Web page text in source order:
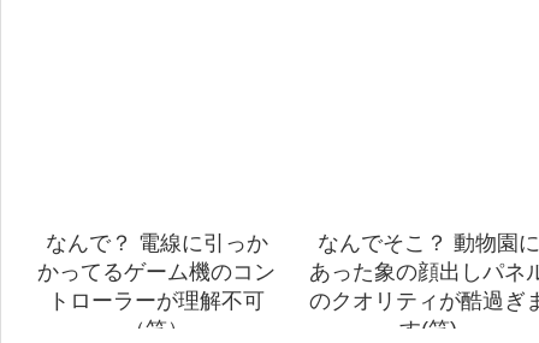
なんで？ 電線に引っか
かってるゲーム機のコン
トローラーが理解不可
（笑）
なんでそこ？ 動物園に
あった象の顔出しパネ
のクオリティが酷過ぎ
す(笑)